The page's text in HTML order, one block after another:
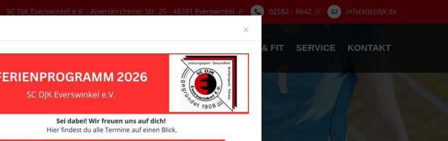
SC DJK Everswinkel e.V. - Alverskirchener Str. 25 - 48351 Everswinkel // 02582 - 8642 // info(at)scdjk.de
GESUND & FIT SERVICE KONTAKT
×